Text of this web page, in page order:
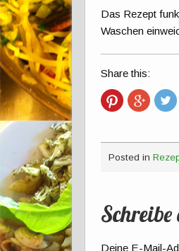
Das Rezept
Waschen
Share this:
Posted in
Deine E-Mail-